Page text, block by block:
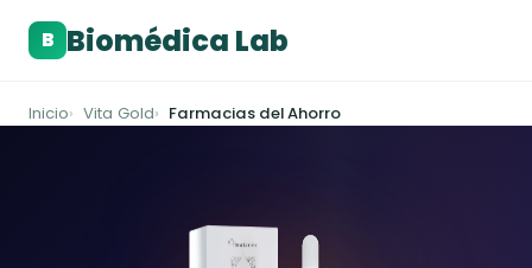
B Biomédica Lab
Inicio Vita Gold Farmacias del Ahorro